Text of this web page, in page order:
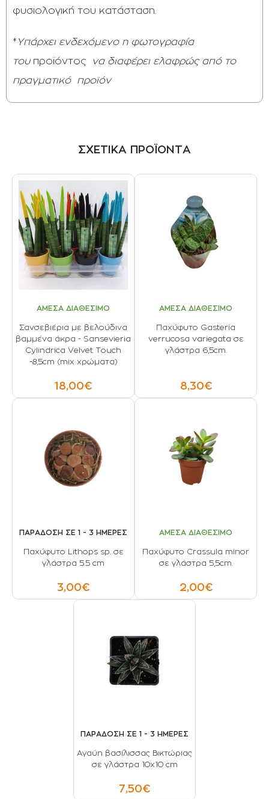
φυσιολογική του κατάσταση.
* Υπάρχει ενδεχόμενο η φωτογραφία
του προϊόντος
να διαφέρει ελαφρώς από το
πραγματικό
προϊόν
ΣΧΕΤΙΚΑ ΠΡΟΪΟΝΤΑ
ΑΜΕΣΑ ΔΙΑΘΕΣΙΜΟ
Σανσεβιέρια με βελούδινα
βαμμένα άκρα - Sansevieria
Cylindrica Velvet Touch
-8,5cm (mix χρώματα)
18,00€
ΑΜΕΣΑ ΔΙΑΘΕΣΙΜΟ
Παχύφυτο Gasteria
verrucosa variegata σε
γλάστρα 6,5cm.
8,30€
ΠΑΡΑΔΟΣΗ ΣΕ 1 - 3 ΗΜΕΡΕΣ
Παχύφυτο Lithops sp. σε
γλάστρα 5.5 cm
3,00€
ΑΜΕΣΑ ΔΙΑΘΕΣΙΜΟ
Παχύφυτο Crassula minor
σε γλάστρα 5,5cm.
2,00€
ΠΑΡΑΔΟΣΗ ΣΕ 1 - 3 ΗΜΕΡΕΣ
Αγαύη βασίλισσας Βικτώριας
σε γλάστρα 10x10 cm
7,50€